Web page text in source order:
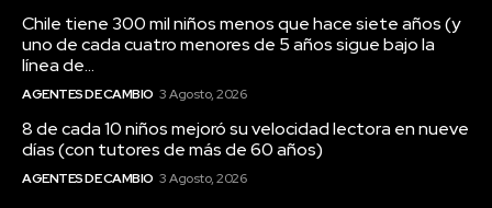
Chile tiene 300 mil niños menos que hace siete años (y
uno de cada cuatro menores de 5 años sigue bajo la
línea de...
AGENTES DE CAMBIO 3 Agosto, 2026
8 de cada 10 niños mejoró su velocidad lectora en nueve
días (con tutores de más de 60 años)
AGENTES DE CAMBIO 3 Agosto, 2026